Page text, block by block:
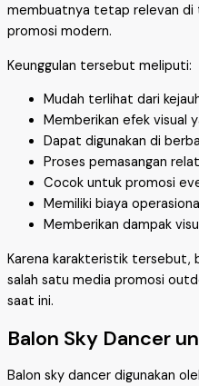
membuatnya tetap relevan di
promosi modern.
Keunggulan tersebut meliputi:
Mudah terlihat dari
Memberikan efek visual
Dapat digunakan di
Proses pemasangan
Cocok untuk promosi
Memiliki biaya
Memberikan dampak
Karena karakteristik tersebut,
salah satu media promosi
saat ini.
Balon Sky Dancer
Balon sky dancer digunakan